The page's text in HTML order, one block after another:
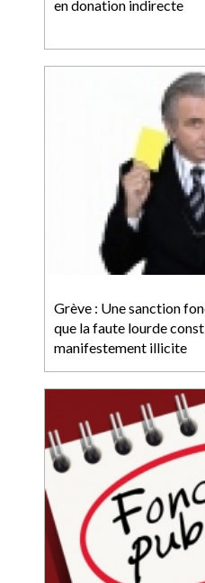
en donation indirecte
Grève : Une sanction
que la faute lourde
manifestement illicite